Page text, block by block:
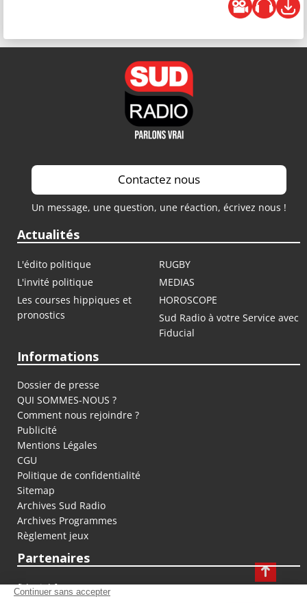
Contactez nous
Un message, une question, une réaction, écrivez nous !
Actualités
L'édito politique
RUGBY
L'invité politique
MEDIAS
Les courses hippiques et
pronostics
HOROSCOPE
Sud Radio à votre Service avec
Fiducial
Informations
Dossier de presse
QUI SOMMES-NOUS ?
Comment nous rejoindre ?
Publicité
Mentions Légales
CGU
Politique de confidentialité
Sitemap
Archives Sud Radio
Archives Programmes
Règlement jeux
Partenaires
fiducial.fr